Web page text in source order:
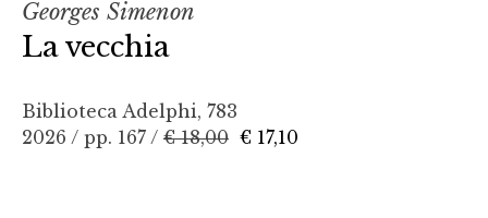
Georges Simenon
La vecchia
Biblioteca Adelphi, 783
2026 / pp. 167 / € 18,00 € 17,10